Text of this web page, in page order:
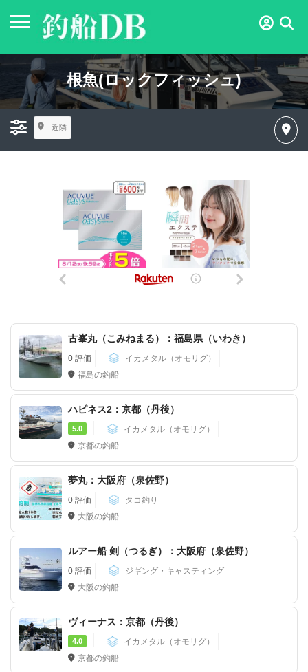
根魚(ロックフィッシュ)
近隣
古峯丸（こみねまる）：福島県（いわき）
0 評価
イカメタル（オモリグ）
福島の釣船
ハピネス2：京都（丹後）
5.0
イカメタル（オモリグ）
京都の釣船
夢丸：大阪府（泉佐野）
0 評価
タコ釣り
大阪の釣船
ルアー船 剣（つるぎ）：大阪府（泉佐野）
0 評価
ジギング・キャスティング
大阪の釣船
ヴィーナス：京都（丹後）
4.0
イカメタル（オモリグ）
京都の釣船